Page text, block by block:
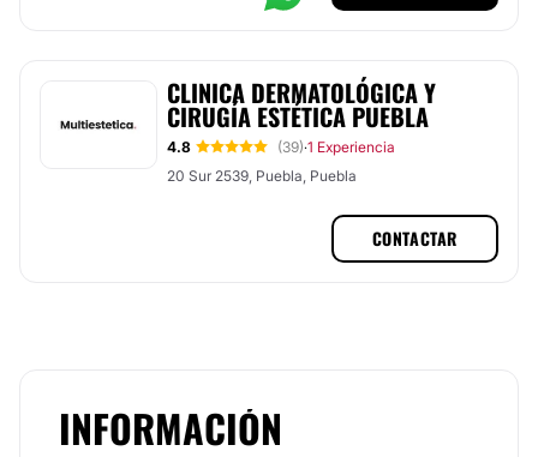
CLINICA DERMATOLÓGICA Y
CIRUGÍA ESTÉTICA PUEBLA
4.8 (39)·1 Experiencia
20 Sur 2539, Puebla, Puebla
CONTACTAR
INFORMACIÓN